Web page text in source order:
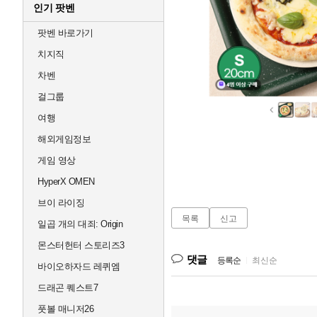
인기 팟벤
팟벤 바로가기
치지직
차벤
걸그룹
여행
해외게임정보
게임 영상
HyperX OMEN
브이 라이징
일곱 개의 대죄: Origin
몬스터헌터 스토리즈3
바이오하자드 레퀴엠
드래곤 퀘스트7
풋볼 매니저26
목록 신고
댓글 등록순 최신순